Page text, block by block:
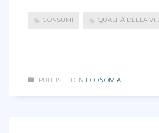
CONSUMI QUALITÀ DELLA
PUBLISHED IN ECONOMIA